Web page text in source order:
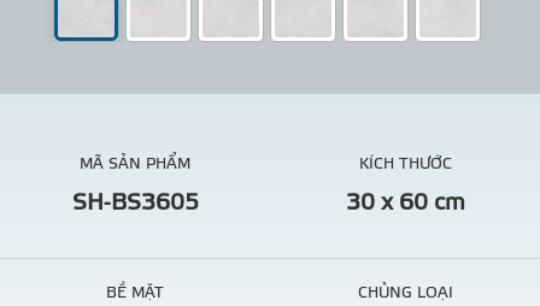
MÃ SẢN PHẨM
SH-BS3605
KÍCH THƯỚC
30 x 60 cm
BỀ MẶT CHỦNG LOẠI